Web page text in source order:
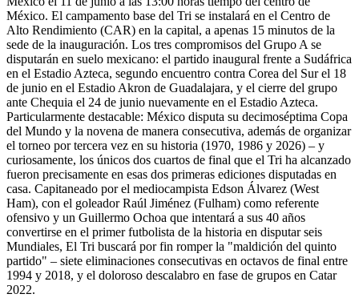
México. El campamento base del Tri se instalará en el Centro de
Alto Rendimiento (CAR) en la capital, a apenas 15 minutos de la
sede de la inauguración. Los tres compromisos del Grupo A se
disputarán en suelo mexicano: el partido inaugural frente a Sudáfrica
en el Estadio Azteca, segundo encuentro contra Corea del Sur el 18
de junio en el Estadio Akron de Guadalajara, y el cierre del grupo
ante Chequia el 24 de junio nuevamente en el Estadio Azteca.
Particularmente destacable: México disputa su decimoséptima Copa
del Mundo y la novena de manera consecutiva, además de organizar
el torneo por tercera vez en su historia (1970, 1986 y 2026) – y
curiosamente, los únicos dos cuartos de final que el Tri ha alcanzado
fueron precisamente en esas dos primeras ediciones disputadas en
casa. Capitaneado por el mediocampista Edson Álvarez (West
Ham), con el goleador Raúl Jiménez (Fulham) como referente
ofensivo y un Guillermo Ochoa que intentará a sus 40 años
convertirse en el primer futbolista de la historia en disputar seis
Mundiales, El Tri buscará por fin romper la "maldición del quinto
partido" – siete eliminaciones consecutivas en octavos de final entre
1994 y 2018, y el doloroso descalabro en fase de grupos en Catar
2022.